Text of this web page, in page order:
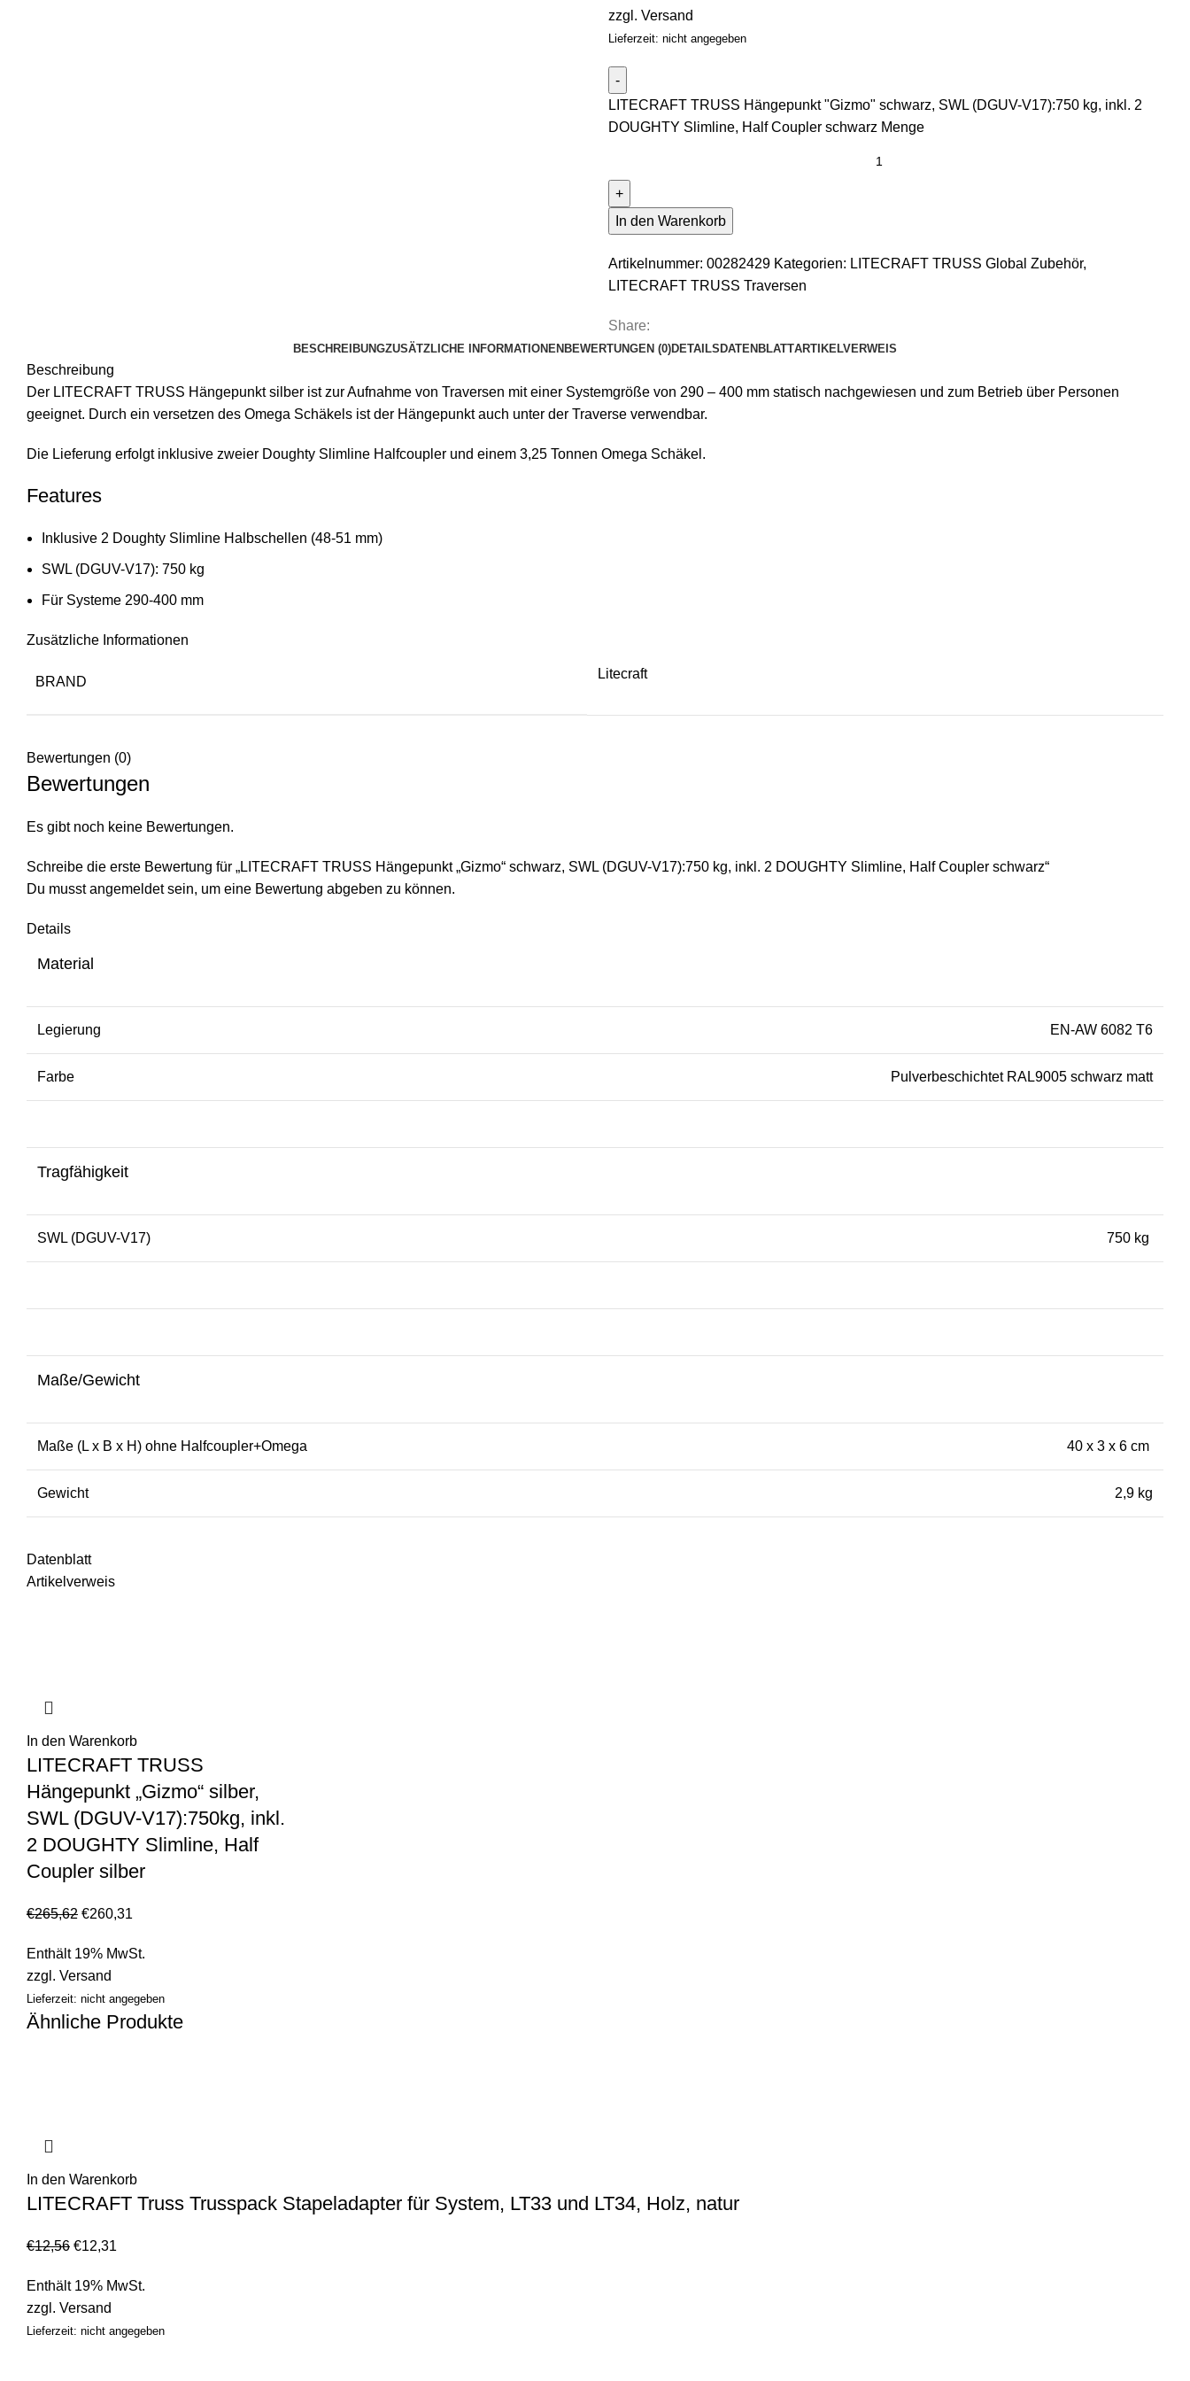
zzgl. Versand
Lieferzeit: nicht angegeben
LITECRAFT TRUSS Hängepunkt "Gizmo" schwarz, SWL (DGUV-V17):750 kg, inkl. 2
DOUGHTY Slimline, Half Coupler schwarz Menge
In den Warenkorb
Artikelnummer: 00282429 Kategorien: LITECRAFT TRUSS Global Zubehör,
LITECRAFT TRUSS Traversen
Share:
BESCHREIBUNGZUSÄTZLICHE INFORMATIONEN BEWERTUNGEN (0)DETAILS DATENBLATTARTIKELVERWEIS
Beschreibung
Der LITECRAFT TRUSS Hängepunkt silber ist zur Aufnahme von Traversen mit einer Systemgröße von 290 – 400 mm statisch nachgewiesen und zum Betrieb über Personen
geeignet. Durch ein versetzen des Omega Schäkels ist der Hängepunkt auch unter der Traverse verwendbar.
Die Lieferung erfolgt inklusive zweier Doughty Slimline Halfcoupler und einem 3,25 Tonnen Omega Schäkel.
Features
Inklusive 2 Doughty Slimline Halbschellen (48-51 mm)
SWL (DGUV-V17): 750 kg
Für Systeme 290-400 mm
Zusätzliche Informationen
BRAND
Litecraft
Bewertungen (0)
Bewertungen
Es gibt noch keine Bewertungen.
Schreibe die erste Bewertung für „LITECRAFT TRUSS Hängepunkt „Gizmo“ schwarz, SWL (DGUV-V17):750 kg, inkl. 2 DOUGHTY Slimline, Half Coupler schwarz“
Du musstangemeldetsein, um eine Bewertung abgeben zu können.
Details
Material
Legierung EN-AW 6082 T6
Farbe Pulverbeschichtet RAL9005 schwarz matt
Tragfähigkeit
SWL (DGUV-V17) 750 kg
Maße/Gewicht
Maße (L x B x H) ohne Halfcoupler+Omega 40 x 3 x 6 cm
Gewicht 2,9 kg
Datenblatt
Artikelverweis
In den Warenkorb
LITECRAFT TRUSS
Hängepunkt „Gizmo“ silber,
SWL (DGUV-V17):750kg, inkl.
2 DOUGHTY Slimline, Half
Coupler silber
€265,62 €260,31
Enthält 19% MwSt.
zzgl. Versand
Lieferzeit: nicht angegeben
Ähnliche Produkte
In den Warenkorb
LITECRAFT Truss Trusspack Stapeladapter für System, LT33 und LT34, Holz, natur
€12,56 €12,31
Enthält 19% MwSt.
zzgl. Versand
Lieferzeit: nicht angegeben